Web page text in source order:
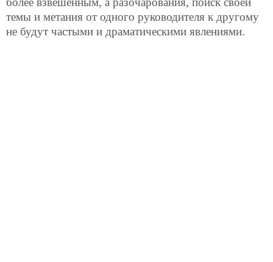
темы и метания от одного руководителя к другому
не будут частыми и драматическими явлениями.